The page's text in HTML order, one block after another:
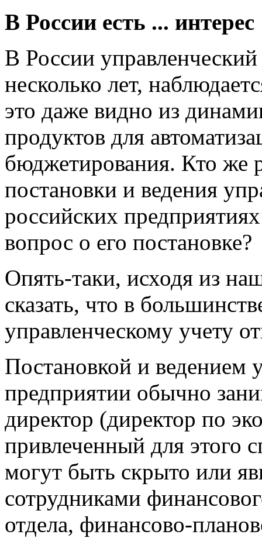
В России есть ... интерес
В России
несколько лет,
это даже видно из
продуктов для
бюджетирования. Кто же
постановки и ведения
российских
вопрос о его постановке?
Опять-таки, исходя из
сказать, что в
управленческому учету
Постановкой и ведением
предприятии обычно
директор (директор по
привлеченный для этого
могут быть скрыто или
сотрудниками
отдела, финансово-